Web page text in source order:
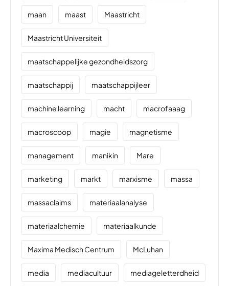
maan maast Maastricht
Maastricht Universiteit
maatschappelijke gezondheidszorg
maatschappij maatschappijleer
machine learning macht macrofaaag
macroscoop magie magnetisme
management manikin Mare
marketing markt marxisme massa
massaclaims materiaalanalyse
materiaalchemie materiaalkunde
Maxima Medisch Centrum McLuhan
media mediacultuur mediageletterdheid